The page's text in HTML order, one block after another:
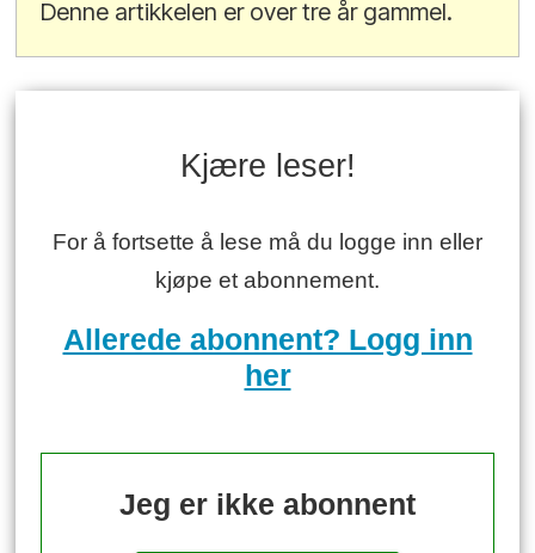
Denne artikkelen er over tre år gammel.
Kjære leser!
For å fortsette å lese må du logge inn eller
kjøpe et abonnement.
Allerede abonnent? Logg inn
her
Jeg er ikke abonnent